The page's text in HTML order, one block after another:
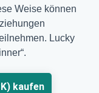
Weise können
Lucky
kaufen